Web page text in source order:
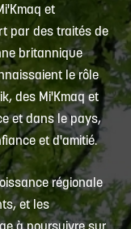
et
par des traités de
britannique
le rôle
des Mi'Kmaq et
et dans le pays,
et d'amitié.
régionale
et les